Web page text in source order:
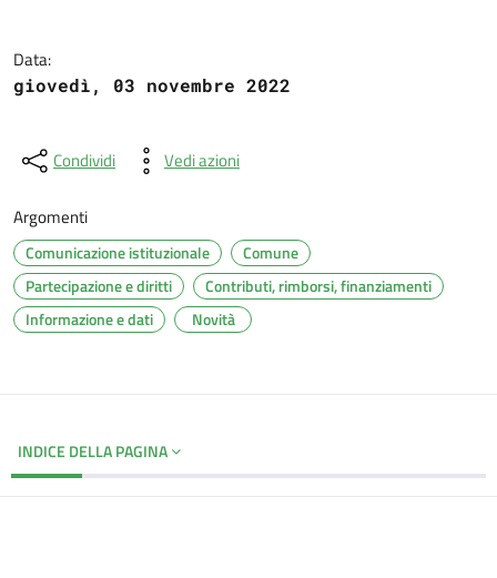
Data:
giovedì, 03 novembre 2022
Condividi Vedi azioni
Argomenti
Comunicazione istituzionale
Comune
Partecipazione e diritti
Contributi, rimborsi, finanziamenti
Informazione e dati
Novità
INDICE DELLA PAGINA